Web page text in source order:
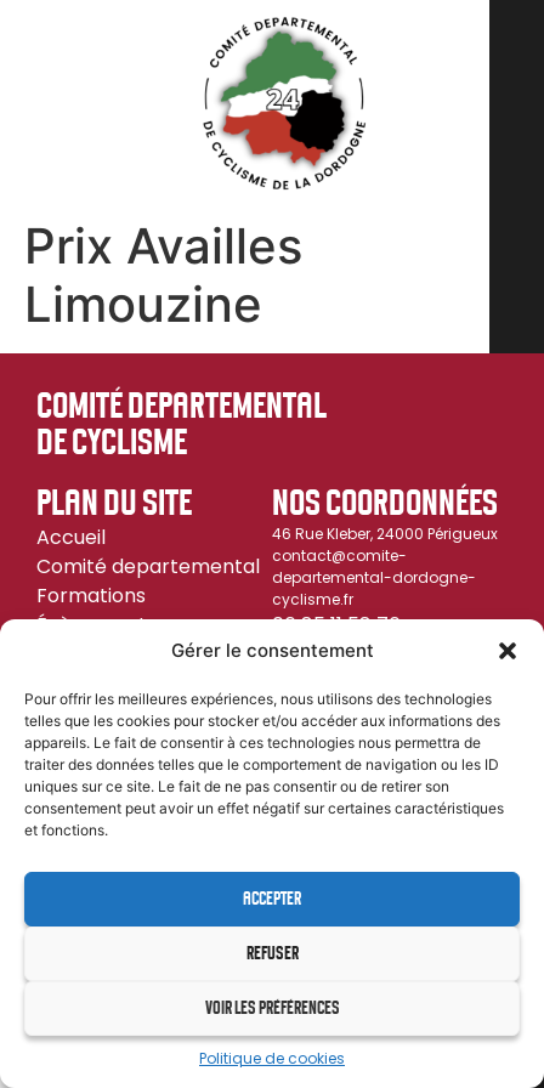
Gérer le consentement
Pour offrir les meilleures expériences, nous utilisons des technologies
telles que les cookies pour stocker et/ou accéder aux informations des
appareils. Le fait de consentir à ces technologies nous permettra de
traiter des données telles que le comportement de navigation ou les ID
uniques sur ce site. Le fait de ne pas consentir ou de retirer son
consentement peut avoir un effet négatif sur certaines caractéristiques
et fonctions.
ACCEPTER
REFUSER
VOIR LES PRÉFÉRENCES
Politique de cookies
Prix Availles
Limouzine
COMITÉ DEPARTEMENTAL
DE CYCLISME
PLAN DU SITE
Accueil
Comité departemental
Formations
Évènements
NOS COORDONNÉES
46 Rue Kleber, 24000 Périgueux
contact@comite-
departemental-dordogne-
cyclisme.fr
06 85 11 58 76
MENTIONS LÉGALES| PROPULSÉ PARCYL&COM